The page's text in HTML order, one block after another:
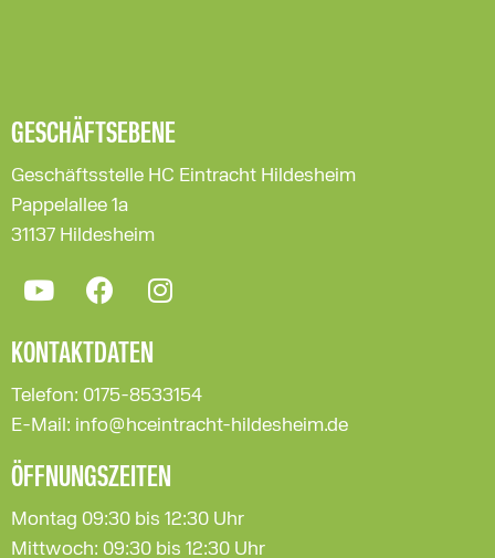
GESCHÄFTSEBENE
Geschäftsstelle HC Eintracht Hildesheim
Pappelallee 1a
31137 Hildesheim
KONTAKTDATEN
Telefon: 0175-8533154
E-Mail: info@hceintracht-hildesheim.de
ÖFFNUNGSZEITEN
Montag 09:30 bis 12:30 Uhr
Mittwoch: 09:30 bis 12:30 Uhr